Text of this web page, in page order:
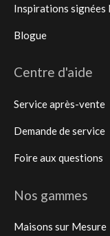
Inspirations signées
Blogue
Centre d'aide
Service après-vente
Demande de service
Foire aux questions
Nos gammes
Maisons sur Mesure